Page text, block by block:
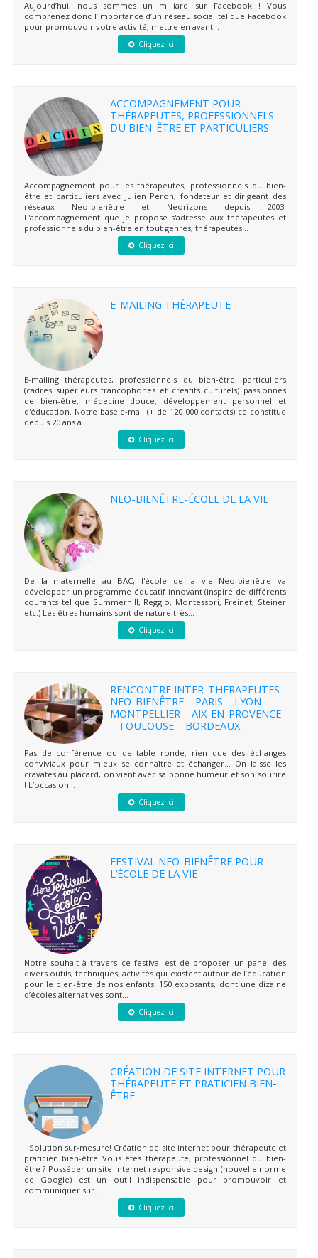
Aujourd’hui, nous sommes un milliard sur Facebook ! Vous
comprenez donc l’importance d’un réseau social tel que Facebook
pour promouvoir votre activité, mettre en avant...
Cliquez ici
ACCOMPAGNEMENT POUR
THÉRAPEUTES, PROFESSIONNELS
DU BIEN-ÊTRE ET PARTICULIERS
Accompagnement pour les thérapeutes, professionnels du bien-
être et particuliers avec Julien Peron, fondateur et dirigeant des
réseaux Neo-bienêtre et Neorizons depuis 2003.
L'accompagnement que je propose s'adresse aux thérapeutes et
professionnels du bien-être en tout genres, thérapeutes...
Cliquez ici
E-MAILING THÉRAPEUTE
E-mailing thérapeutes, professionnels du bien-être, particuliers
(cadres supérieurs francophones et créatifs culturels) passionnés
de bien-être, médecine douce, développement personnel et
d'éducation. Notre base e-mail (+ de 120 000 contacts) ce constitue
depuis 20 ans à...
Cliquez ici
NEO-BIENÊTRE-ÉCOLE DE LA VIE
De la maternelle au BAC, l'école de la vie Neo-bienêtre va
développer un programme éducatif innovant (inspiré de différents
courants tel que Summerhill, Reggio, Montessori, Freinet, Steiner
etc.) Les êtres humains sont de nature très...
Cliquez ici
RENCONTRE INTER-THERAPEUTES
NEO-BIENÊTRE – PARIS – LYON –
MONTPELLIER – AIX-EN-PROVENCE
– TOULOUSE – BORDEAUX
Pas de conférence ou de table ronde, rien que des échanges
conviviaux pour mieux se connaître et échanger… On laisse les
cravates au placard, on vient avec sa bonne humeur et son sourire
! L’occasion...
Cliquez ici
FESTIVAL NEO-BIENÊTRE POUR
L’ÉCOLE DE LA VIE
Notre souhait à travers ce festival est de proposer un panel des
divers outils, techniques, activités qui existent autour de l’éducation
pour le bien-être de nos enfants. 150 exposants, dont une dizaine
d’écoles alternatives sont...
Cliquez ici
CRÉATION DE SITE INTERNET POUR
THÉRAPEUTE ET PRATICIEN BIEN-
ÊTRE
Solution sur-mesure! Création de site internet pour thérapeute et
praticien bien-être Vous êtes thérapeute, professionnel du bien-
être ? Posséder un site internet responsive design (nouvelle norme
de Google) est un outil indispensable pour promouvoir et
communiquer sur...
Cliquez ici